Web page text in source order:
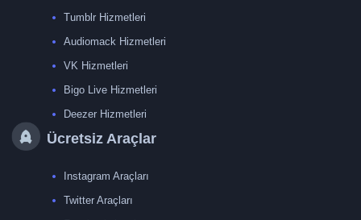
Tumblr Hizmetleri
Audiomack Hizmetleri
VK Hizmetleri
Bigo Live Hizmetleri
Deezer Hizmetleri
Ücretsiz Araçlar
Instagram Araçları
Twitter Araçları